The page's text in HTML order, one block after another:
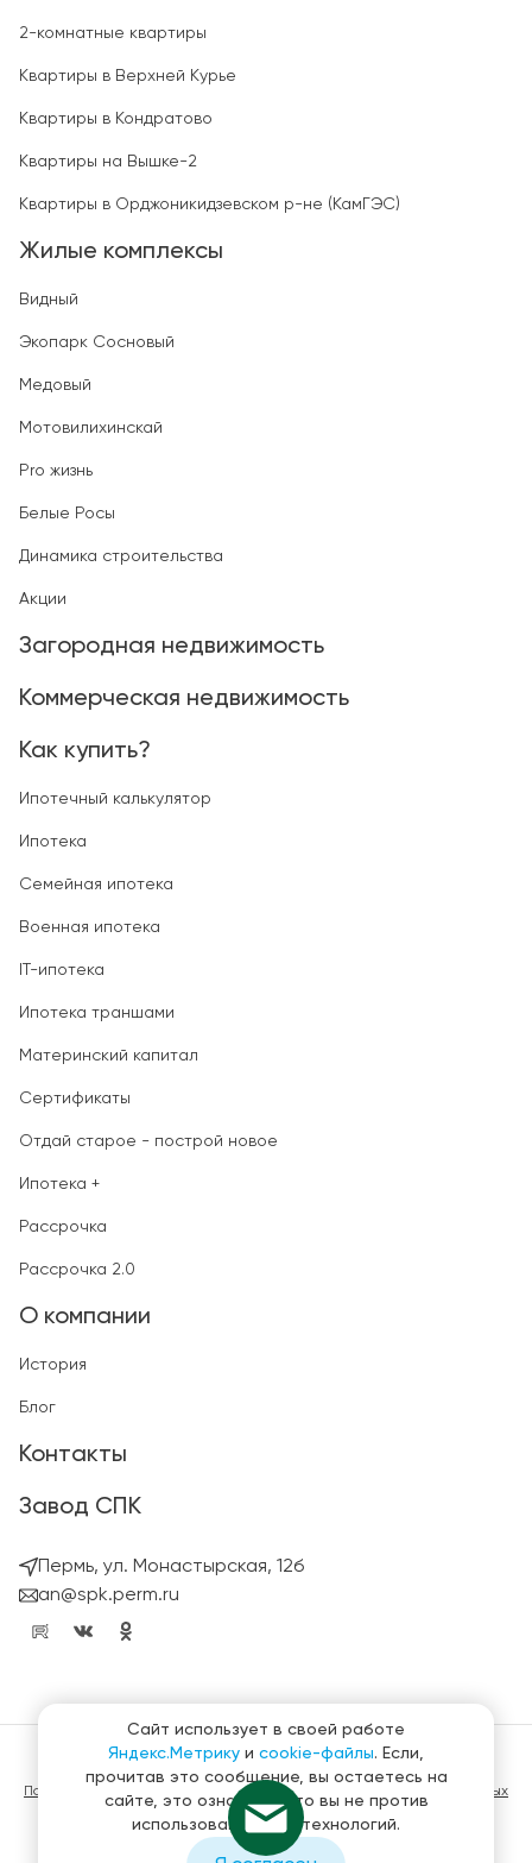
2-комнатные квартиры
Квартиры в Верхней Курье
Квартиры в Кондратово
Квартиры на Вышке-2
Квартиры в Орджоникидзевском р-не (КамГЭС)
Жилые комплексы
Видный
Экопарк Сосновый
Медовый
Мотовилихинскай
Pro жизнь
Белые Росы
Динамика строительства
Акции
Загородная недвижимость
Коммерческая недвижимость
Как купить?
Ипотечный калькулятор
Ипотека
Семейная ипотека
Военная ипотека
IT-ипотека
Ипотека траншами
Материнский капитал
Сертификаты
Отдай старое - построй новое
Ипотека +
Рассрочка
Рассрочка 2.0
О компании
История
Блог
Контакты
Завод СПК
Пермь, ул. Монастырская, 12б
an@spk.perm.ru
© ГК СтройПанельКомплект 2023 – 2026
Политика конфиденциальности в отношении обработки персональных
данных
Материалы, представленные на сайте не являются публичной
офертой
Сайт использует в своей работе
Яндекс.Метрику и cookie-файлы. Если,
прочитав это сообщение, вы остаетесь на
сайте, это означает, что вы не против
использования этих технологий.